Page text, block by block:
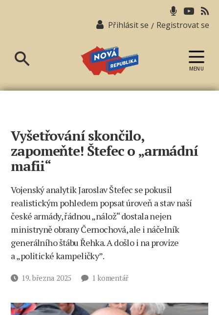
Přihlásit se / Registrovat se
republika
MENU
Vyšetřování skončilo,
zapomeňte! Štefec o „armádní
mafii“
Vojenský analytik Jaroslav Štefec se pokusil
realistickým pohledem popsat úroveň a stav naší
české armády, řádnou „nálož“ dostala nejen
ministryně obrany Černochová, ale i náčelník
generálního štábu Řehka. A došlo i na provize
a „politické kampeličky”.
Datum19. března 2025 1 komentářu
názvem